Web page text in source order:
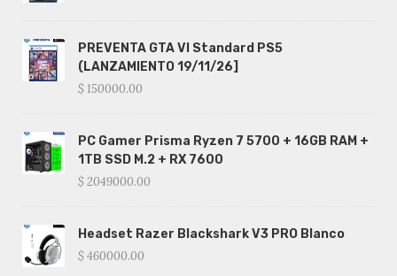
PREVENTA GTA VI Standard PS5
(LANZAMIENTO 19/11/26]
$ 150000.00
PC Gamer Prisma Ryzen 7 5700 + 16GB RAM +
1TB SSD M.2 + RX 7600
$ 2049000.00
Headset Razer Blackshark V3 PRO Blanco
$ 460000.00